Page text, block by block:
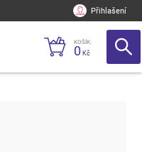
Přihlašení
KOŠÍK:
0 Kč